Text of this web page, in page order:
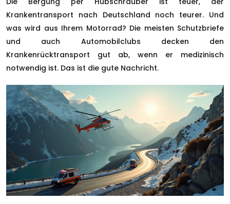
Krankentransport nach Deutschland noch teurer. Und
was wird aus Ihrem Motorrad? Die meisten Schutzbriefe
und auch Automobilclubs decken den
Krankenrücktransport gut ab, wenn er medizinisch
notwendig ist. Das ist die gute Nachricht.